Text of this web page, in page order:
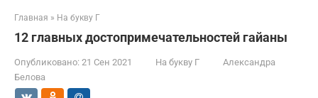
Главная » На букву Г
12 главных достопримечательностей гайаны
Опубликовано: 21 Сен 2021 На букву Г
Александра
Белова